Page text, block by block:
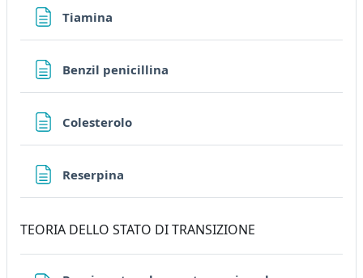
Tiamina
Benzil penicillina
ColesteroloPage
Reserpina
TEORIA DELLO STATO DI TRANSIZIONE